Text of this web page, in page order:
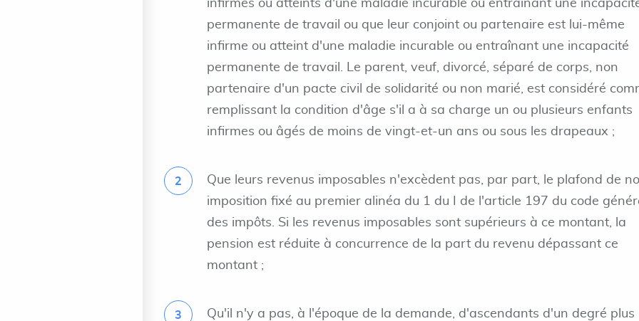
infirmes ou atteints d'une maladie incurable ou entraînant une
permanente de travail ou que leur conjoint ou partenaire est lui-même
infirme ou atteint d'une maladie incurable ou entraînant une incapacité
permanente de travail. Le parent, veuf, divorcé, séparé de corps, non
partenaire d'un pacte civil de solidarité ou non marié, est considéré
remplissant la condition d'âge s'il a à sa charge un ou plusieurs enfants
infirmes ou âgés de moins de vingt-et-un ans ou sous les drapeaux ;
Que leurs revenus imposables n'excèdent pas, par part, le plafond de
imposition fixé au premier alinéa du 1 du I de l'article 197 du code
des impôts. Si les revenus imposables sont supérieurs à ce montant, la
pension est réduite à concurrence de la part du revenu dépassant ce
montant ;
Qu'il n'y a pas, à l'époque de la demande, d'ascendants d'un degré plus